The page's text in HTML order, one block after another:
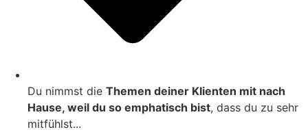
Du nimmst die Themen deiner Klienten mit nach
Hause, weil du so emphatisch bist, dass du zu sehr
mitfühlst...